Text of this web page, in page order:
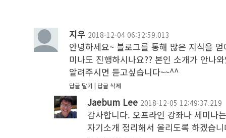
지우 2018-12-04 06:32:59.013
안녕하세요~ 블로그를 통해 많은 지식을
미나도 진행하시나요?? 본인 소개가 안나
알려주시면 듣고싶습니다~~^^
답글 달기 답글 삭제
Jaebum Lee 2018-12-05 12:49:37.219
감사합니다. 오프라인 강좌나 세미나
자기소개 정리해서 올리도록 하겠습